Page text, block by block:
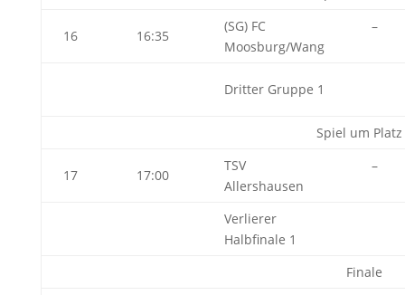
16 16:35
(SG) FC
Moosburg/Wang
–
Dritter Gruppe 1
Spiel um Platz
17 17:00
TSV
Allershausen
–
Verlierer
Halbfinale 1
Finale